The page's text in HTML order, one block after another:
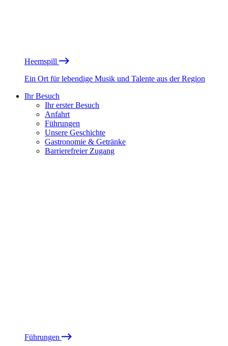
Heemspill
Ein Ort für lebendige Musik und Talente aus der Region
Ihr Besuch
Ihr erster Besuch
Anfahrt
Führungen
Unsere Geschichte
Gastronomie & Getränke
Barrierefreier Zugang
Führungen